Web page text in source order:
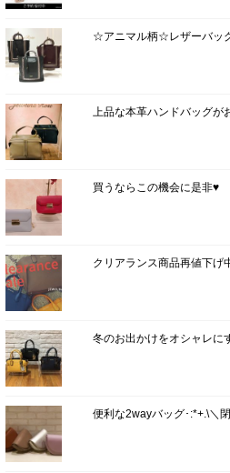
☆アニマル柄☆レザーバッ
上品な本革ハンドバッグが
買うならこの機会に是非♥
クリアランス商品再値下げ
冬のお出かけをオシャレ
便利な2wayバッグ･:*+.\＼